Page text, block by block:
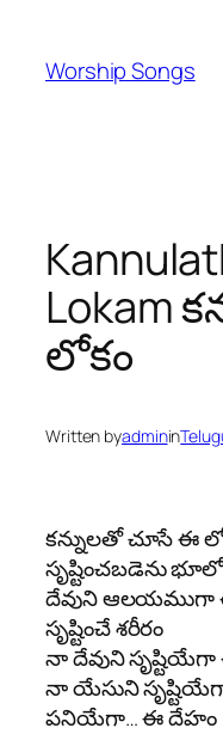
content
Worship Songs
Lokam
లోకం
Written byadminin
కన్నులతో చూసే ఈ
సృష్టించబడెను
దేవుని ఆలయముగా
సృష్టించే శరీరం
నా దేవుని సృష్టియేగా
నా యేసుని సృష్టియేగా
పనియేగా… ఈ దేహం